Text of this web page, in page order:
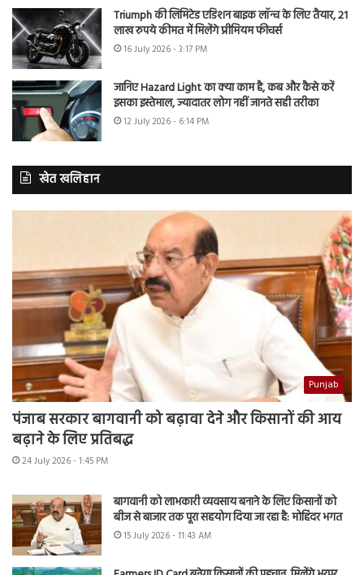
Triumph की लिमिटेड एडिशन बाइक लॉन्च के लिए तैयार, 21
लाख रुपये कीमत में मिलेंगे प्रीमियम फीचर्स
16 July 2026 - 3:17 PM
जानिए Hazard Light का क्या काम है, कब और कैसे करें
इसका इस्तेमाल, ज्यादातर लोग नहीं जानते सही तरीका
12 July 2026 - 6:14 PM
खेत खलिहान
Punjab
पंजाब सरकार बागवानी को बढ़ावा देने और किसानों की आय
बढ़ाने के लिए प्रतिबद्ध
24 July 2026 - 1:45 PM
बागवानी को लाभकारी व्यवसाय बनाने के लिए किसानों को
बीज से बाजार तक पूरा सहयोग दिया जा रहा है: मोहिंदर भगत
15 July 2026 - 11:43 AM